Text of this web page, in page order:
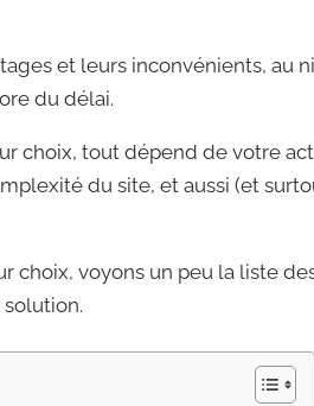
et leurs inconvénients, au
du délai.
choix, tout dépend de votre
du site, et aussi (et
choix, voyons un peu la liste